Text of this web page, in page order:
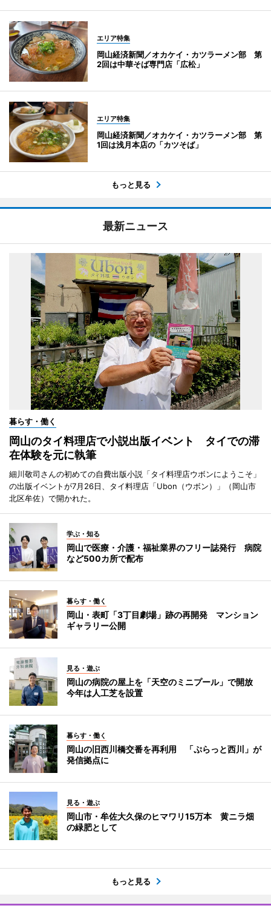
エリア特集
岡山経済新聞／オカケイ・カツラーメン部 第
2回は中華そば専門店「広松」
エリア特集
岡山経済新聞／オカケイ・カツラーメン部 第
1回は浅月本店の「カツそば」
もっと見る
最新ニュース
暮らす・働く
岡山のタイ料理店で小説出版イベント タイでの滞
在体験を元に執筆
細川敬司さんの初めての自費出版小説「タイ料理店ウボンにようこそ」
の出版イベントが7月26日、タイ料理店「Ubon（ウボン）」（岡山市
北区牟佐）で開かれた。
学ぶ・知る
岡山で医療・介護・福祉業界のフリー誌発行 病院
など500カ所で配布
暮らす・働く
岡山・表町「3丁目劇場」跡の再開発 マンション
ギャラリー公開
見る・遊ぶ
岡山の病院の屋上を「天空のミニプール」で開放
今年は人工芝を設置
暮らす・働く
岡山の旧西川橋交番を再利用 「ぷらっと西川」が
発信拠点に
見る・遊ぶ
岡山市・牟佐大久保のヒマワリ15万本 黄ニラ畑
の緑肥として
もっと見る